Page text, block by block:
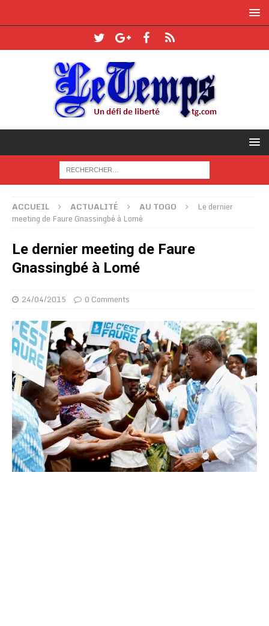
ACCUEIL ACTUALITÉ AU TOGO
Le dernier
meeting de Faure Gnassingbé à Lomé
Le dernier meeting de Faure
Gnassingbé à Lomé
24/04/2015 0 Comments